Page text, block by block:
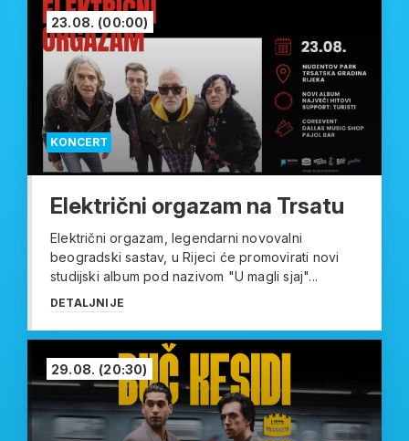
KONCERT
23.08. (00:00)
Električni orgazam na Trsatu
Električni orgazam, legendarni novovalni
beogradski sastav, u Rijeci će promovirati novi
studijski album pod nazivom "U magli sjaj"...
DETALJNIJE
29.08. (20:30)